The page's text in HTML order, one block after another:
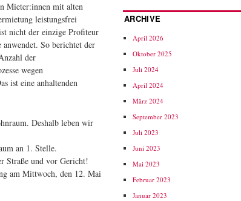
Mieter:innen mit alten
leistungsfrei
nicht der einzige Profiteur
So berichtet der
der
wegen
ist eine anhaltenden
Deshalb leben wir
an 1. Stelle.
Straße und vor Gericht!
am Mittwoch, den 12. Mai
ARCHIVE
April 2026
Oktober 2025
Juli 2024
April 2024
März 2024
September 2023
Juli 2023
Juni 2023
Mai 2023
Februar 2023
Januar 2023